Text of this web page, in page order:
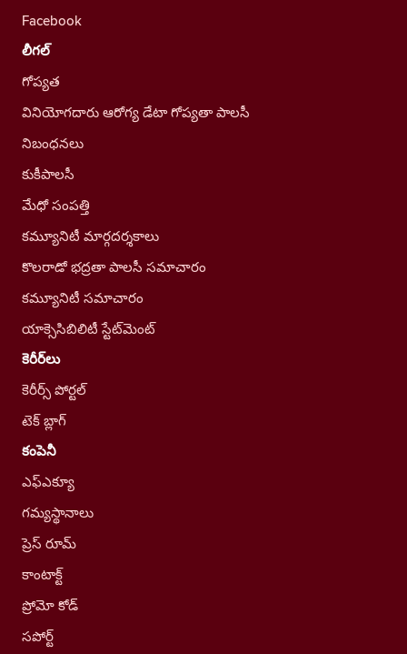
Facebook
లీగల్
గోప్యత
వినియోగదారు ఆరోగ్య డేటా గోప్యతా పాలసీ
నిబంధనలు
కుకీపాలసీ
మేధో సంపత్తి
కమ్యూనిటీ మార్గదర్శకాలు
కొలరాడో భద్రతా పాలసీ సమాచారం
కమ్యూనిటీ సమాచారం
యాక్సెసిబిలిటీ స్టేట్‌మెంట్
కెరీర్‌లు
కెరీర్స్ పోర్టల్
టెక్ బ్లాగ్
కంపెనీ
ఎఫ్ఎక్యూ
గమ్యస్థానాలు
ప్రెస్ రూమ్
కాంటాక్ట్
ప్రోమో కోడ్
సపోర్ట్